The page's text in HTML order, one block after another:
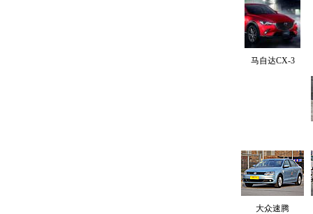
马自达CX-3
大众速腾